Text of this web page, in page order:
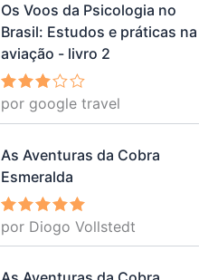
Os Voos da Psicologia no
Brasil: Estudos e práticas na
aviação - livro 2
Avalia
ção 3
por google travel
As Aventuras da Cobra
Esmeralda
Avaliação
5
por Diogo Vollstedt